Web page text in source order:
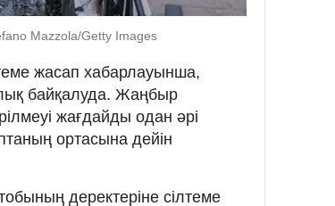
Mazzola/Getty Images
жасап хабарлауынша,
байқалуда. Жаңбыр
жағдайды одан әрі
ортасына дейін
деректеріне сілтеме